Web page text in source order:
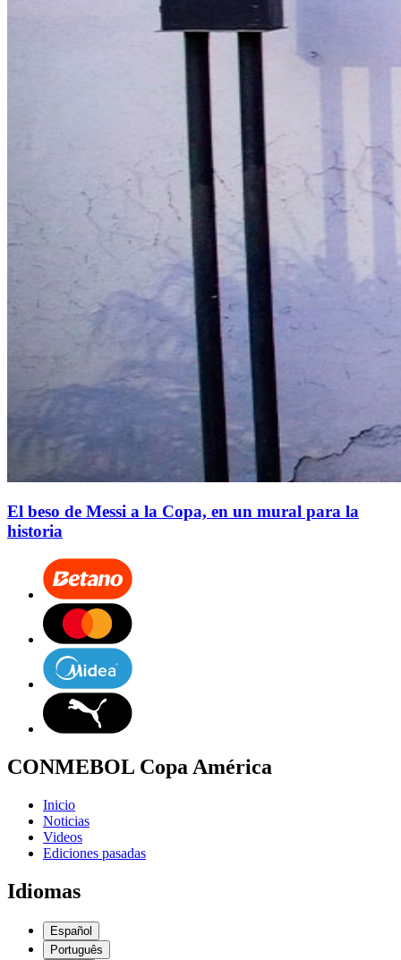
El beso de Messi a la Copa, en un mural para la
historia
CONMEBOL Copa América
Inicio
Noticias
Videos
Ediciones pasadas
Idiomas
Español
Português